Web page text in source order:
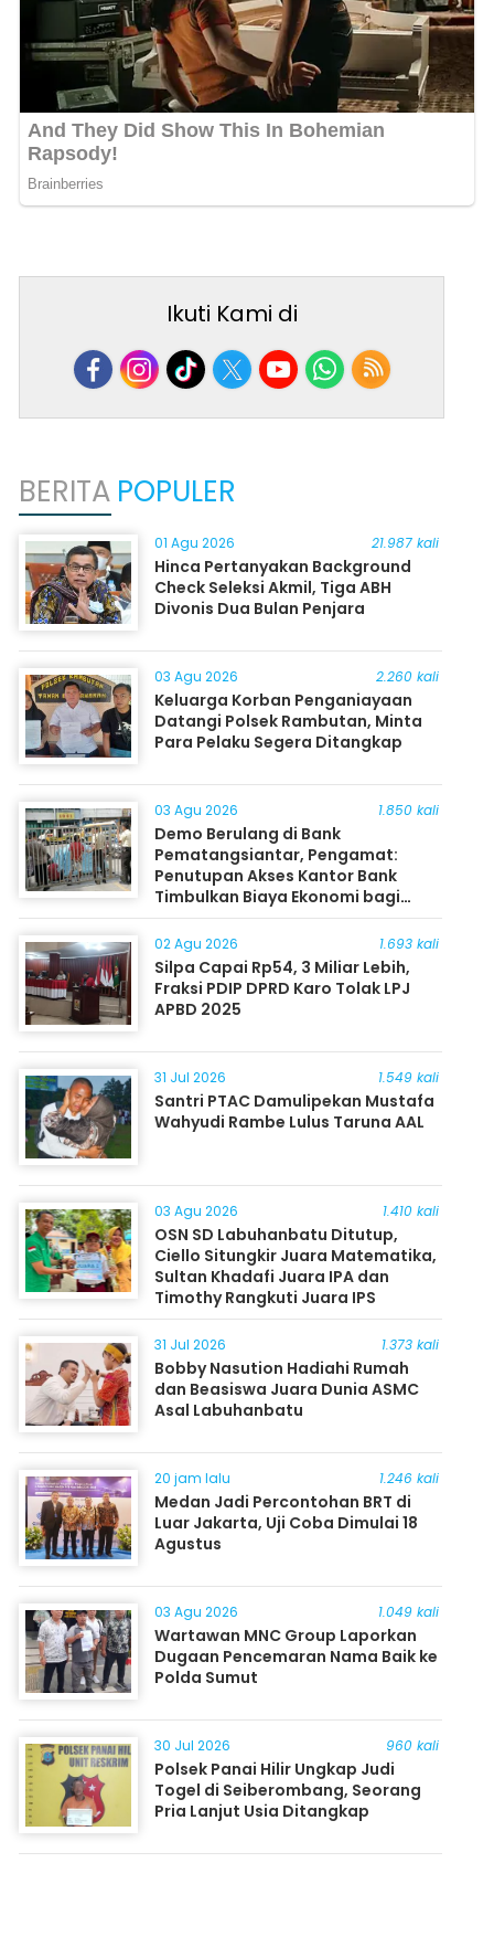
Ikuti Kami di
BERITA POPULER
01 Agu 2026 21.987 kali
Hinca Pertanyakan Background
Check Seleksi Akmil, Tiga ABH
Divonis Dua Bulan Penjara
03 Agu 2026 2.260 kali
Keluarga Korban Penganiayaan
Datangi Polsek Rambutan, Minta
Para Pelaku Segera Ditangkap
03 Agu 2026 1.850 kali
Demo Berulang di Bank
Pematangsiantar, Pengamat:
Penutupan Akses Kantor Bank
Timbulkan Biaya Ekonomi bagi
Masyarakat
02 Agu 2026 1.693 kali
Silpa Capai Rp54, 3 Miliar Lebih,
Fraksi PDIP DPRD Karo Tolak LPJ
APBD 2025
31 Jul 2026 1.549 kali
Santri PTAC Damulipekan Mustafa
Wahyudi Rambe Lulus Taruna AAL
03 Agu 2026 1.410 kali
OSN SD Labuhanbatu Ditutup,
Ciello Situngkir Juara Matematika,
Sultan Khadafi Juara IPA dan
Timothy Rangkuti Juara IPS
31 Jul 2026 1.373 kali
Bobby Nasution Hadiahi Rumah
dan Beasiswa Juara Dunia ASMC
Asal Labuhanbatu
20 jam lalu 1.246 kali
Medan Jadi Percontohan BRT di
Luar Jakarta, Uji Coba Dimulai 18
Agustus
03 Agu 2026 1.049 kali
Wartawan MNC Group Laporkan
Dugaan Pencemaran Nama Baik ke
Polda Sumut
30 Jul 2026 960 kali
Polsek Panai Hilir Ungkap Judi
Togel di Seiberombang, Seorang
Pria Lanjut Usia Ditangkap